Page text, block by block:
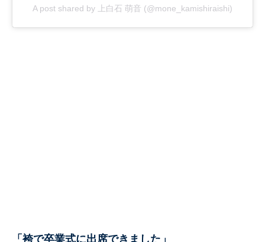
A post shared by 上白石 萌音 (@mone_kamishiraishi)
「袴で卒業式に出席できました」